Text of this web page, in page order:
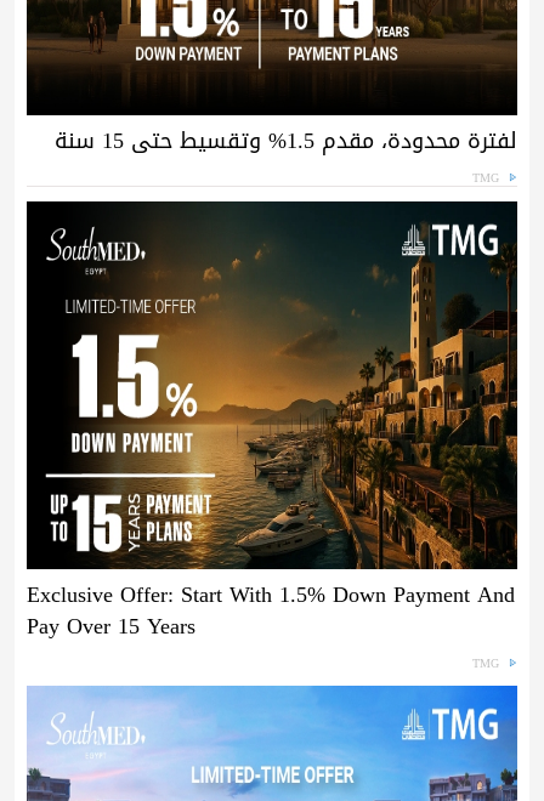
لفترة محدودة، مقدم 1.5% وتقسيط حتى 15 سنة
TMG
Exclusive Offer: Start With 1.5% Down Payment And
Pay Over 15 Years
TMG